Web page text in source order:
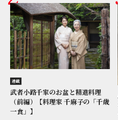
連載
武者小路千家のお盆と精進料理
（前編）【料理家 千麻子の「千歳
一食」】